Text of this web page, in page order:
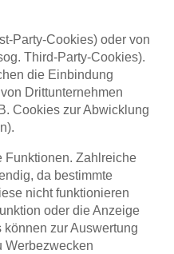
Party-Cookies) oder von
Third-Party-Cookies).
die Einbindung
Drittunternehmen
Cookies zur Abwicklung
Funktionen. Zahlreiche
da bestimmte
nicht funktionieren
oder die Anzeige
zur Auswertung
Werbezwecken